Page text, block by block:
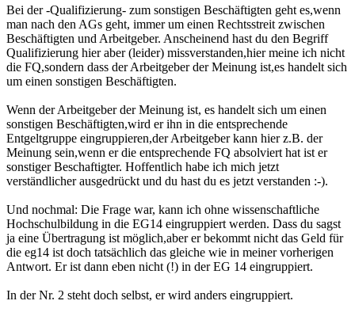
Bei der -Qualifizierung- zum sonstigen Beschäftigten geht es,wenn
man nach den AGs geht, immer um einen Rechtsstreit zwischen
Beschäftigten und Arbeitgeber. Anscheinend hast du den Begriff
Qualifizierung hier aber (leider) missverstanden,hier meine ich nicht
die FQ,sondern dass der Arbeitgeber der Meinung ist,es handelt sich
um einen sonstigen Beschäftigten.
Wenn der Arbeitgeber der Meinung ist, es handelt sich um einen
sonstigen Beschäftigten,wird er ihn in die entsprechende
Entgeltgruppe eingruppieren,der Arbeitgeber kann hier z.B. der
Meinung sein,wenn er die entsprechende FQ absolviert hat ist er
sonstiger Beschaftigter. Hoffentlich habe ich mich jetzt
verständlicher ausgedrückt und du hast du es jetzt verstanden :-).
Und nochmal: Die Frage war, kann ich ohne wissenschaftliche
Hochschulbildung in die EG14 eingruppiert werden. Dass du sagst
ja eine Übertragung ist möglich,aber er bekommt nicht das Geld für
die eg14 ist doch tatsächlich das gleiche wie in meiner vorherigen
Antwort. Er ist dann eben nicht (!) in der EG 14 eingruppiert.
In der Nr. 2 steht doch selbst, er wird anders eingruppiert.